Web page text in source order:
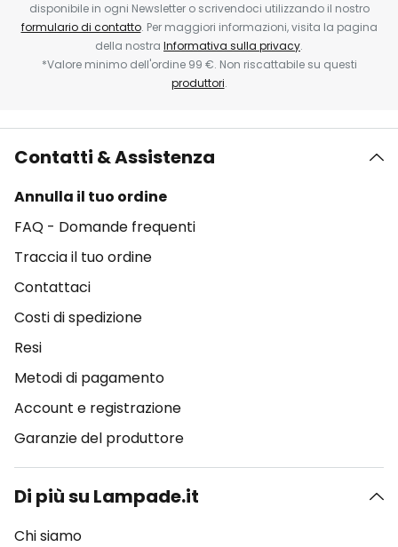
disponibile in ogni Newsletter o scrivendoci utilizzando il nostro
formulario di contatto. Per maggiori informazioni, visita la pagina
della nostra Informativa sulla privacy.
*Valore minimo dell'ordine 99 €. Non riscattabile su questi
produttori.
Contatti & Assistenza
Annulla il tuo ordine
FAQ - Domande frequenti
Traccia il tuo ordine
Contattaci
Costi di spedizione
Resi
Metodi di pagamento
Account e registrazione
Garanzie del produttore
Di più su Lampade.it
Chi siamo